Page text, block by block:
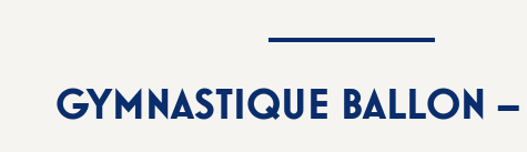
GYMNASTIQUE BALLON